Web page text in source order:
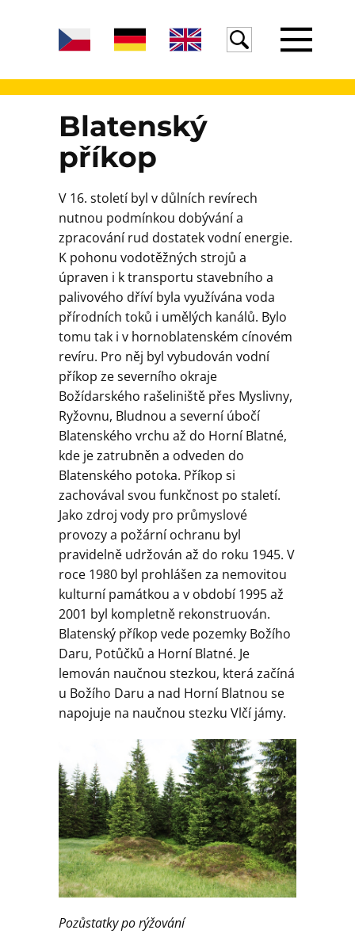
Geologie
Kontakt
Blatenský
příkop
V 16. století byl v důlních revírech
nutnou podmínkou dobývání a
zpracování rud dostatek vodní energie.
K pohonu vodotěžných strojů a
úpraven i k transportu stavebního a
palivového dříví byla využívána voda
přírodních toků i umělých kanálů. Bylo
tomu tak i v hornoblatenském cínovém
revíru. Pro něj byl vybudován vodní
příkop ze severního okraje
Božídarského rašeliniště přes Myslivny,
Ryžovnu, Bludnou a severní úbočí
Blatenského vrchu až do Horní Blatné,
kde je zatrubněn a odveden do
Blatenského potoka. Příkop si
zachovával svou funkčnost po staletí.
Jako zdroj vody pro průmyslové
provozy a požární ochranu byl
pravidelně udržován až do roku 1945. V
roce 1980 byl prohlášen za nemovitou
kulturní památkou a v období 1995 až
2001 byl kompletně rekonstruován.
Blatenský příkop vede pozemky Božího
Daru, Potůčků a Horní Blatné. Je
lemován naučnou stezkou, která začíná
u Božího Daru a nad Horní Blatnou se
napojuje na naučnou stezku Vlčí jámy.
Pozůstatky po rýžování